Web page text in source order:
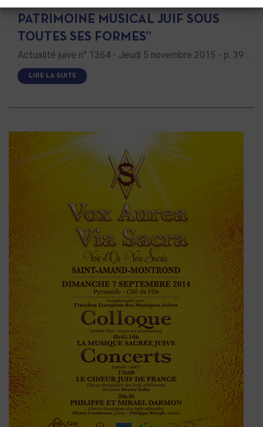
PATRIMOINE MUSICAL JUIF SOUS
TOUTES SES FORMES”
Actualité juive n° 1364 - Jeudi 5 novembre 2015 - p. 39 …
LIRE LA SUITE